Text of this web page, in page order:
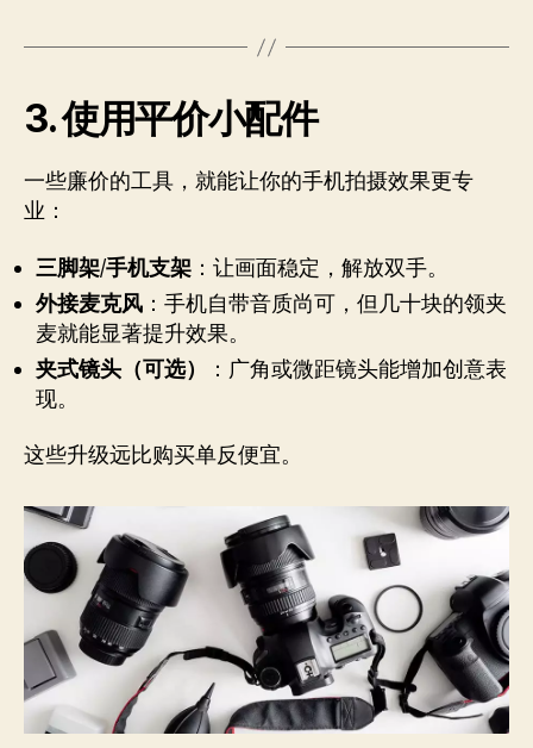
3. 使用平价小配件
一些廉价的工具，就能让你的手机拍摄效果更专
业：
三脚架/手机支架 ：让画面稳定，解放双手。
外接麦克风 ：手机自带音质尚可，但几十块的领夹
麦就能显著提升效果。
夹式镜头（可选）
：广角或微距镜头能增加创意表
现。
这些升级远比购买单反便宜。